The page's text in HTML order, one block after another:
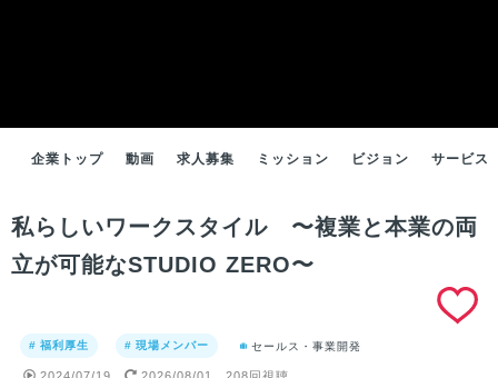
企業トップ 動画 求人募集 ミッション ビジョン サービス
私らしいワークスタイル 〜複業と本業の両
立が可能なSTUDIO ZERO〜
# 福利厚生 # 現場メンバー セールス・事業開発